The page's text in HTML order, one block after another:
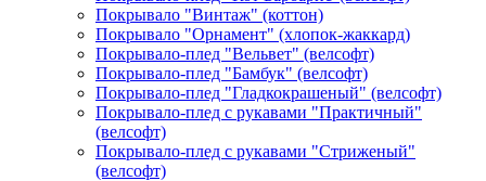
Покрывало "Винтаж" (коттон)
Покрывало "Орнамент" (хлопок-жаккард)
Покрывало-плед "Вельвет" (велсофт)
Покрывало-плед "Бамбук" (велсофт)
Покрывало-плед "Гладкокрашеный" (велсофт)
Покрывало-плед с рукавами "Практичный"
(велсофт)
Покрывало-плед с рукавами "Стриженый"
(велсофт)